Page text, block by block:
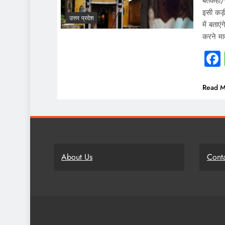
उत्तर प्रदेश
इसी
में
करने
Read
About Us